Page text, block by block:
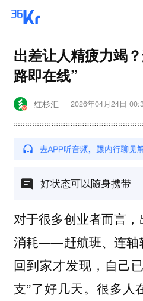
出差让人精疲力竭
路即在线”
红杉汇 2026年04月24日
好状态可以随身携带
对于很多创业者而言
消耗——赶航班、连轴
回到家才发现，自己
支”了好几天。很多人